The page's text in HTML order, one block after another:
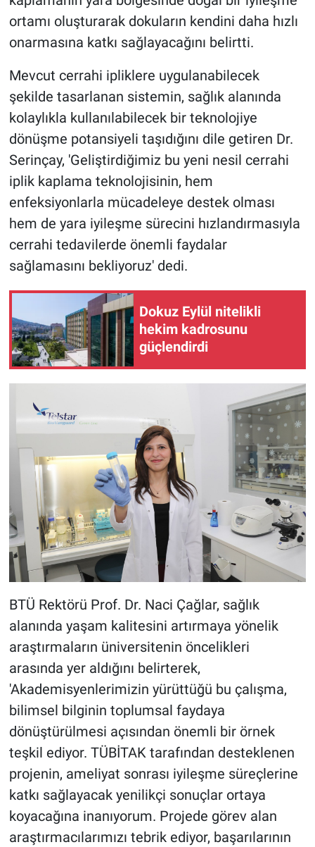
ortamı oluşturarak dokuların kendini daha hızlı
onarmasına katkı sağlayacağını belirtti.
Mevcut cerrahi ipliklere uygulanabilecek
şekilde tasarlanan sistemin, sağlık alanında
kolaylıkla kullanılabilecek bir teknolojiye
dönüşme potansiyeli taşıdığını dile getiren Dr.
Serinçay, 'Geliştirdiğimiz bu yeni nesil cerrahi
iplik kaplama teknolojisinin, hem
enfeksiyonlarla mücadeleye destek olması
hem de yara iyileşme sürecini hızlandırmasıyla
cerrahi tedavilerde önemli faydalar
sağlamasını bekliyoruz' dedi.
Dokuz Eylül nitelikli
hekim kadrosunu
güçlendirdi
BTÜ Rektörü Prof. Dr. Naci Çağlar, sağlık
alanında yaşam kalitesini artırmaya yönelik
araştırmaların üniversitenin öncelikleri
arasında yer aldığını belirterek,
'Akademisyenlerimizin yürüttüğü bu çalışma,
bilimsel bilginin toplumsal faydaya
dönüştürülmesi açısından önemli bir örnek
teşkil ediyor. TÜBİTAK tarafından desteklenen
projenin, ameliyat sonrası iyileşme süreçlerine
katkı sağlayacak yenilikçi sonuçlar ortaya
koyacağına inanıyorum. Projede görev alan
araştırmacılarımızı tebrik ediyor, başarılarının